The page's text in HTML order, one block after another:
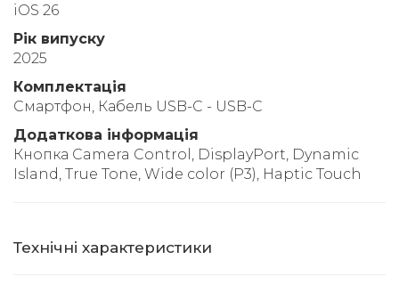
iOS 26
Рік випуску
2025
Комплектація
Смартфон, Кабель USB-C - USB-C
Додаткова інформація
Кнопка Camera Control, DisplayPort, Dynamic
Island, True Tone, Wide color (P3), Haptic Touch
Технічні характеристики